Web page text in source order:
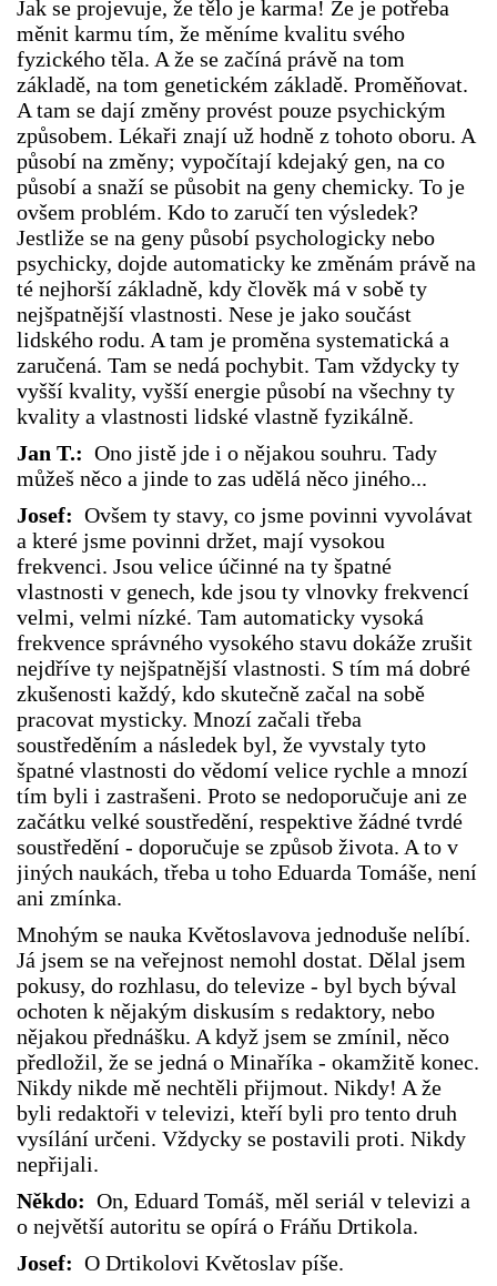
Jak se projevuje, že tělo je karma! Že je potřeba
měnit karmu tím, že měníme kvalitu svého
fyzického těla. A že se začíná právě na tom
základě, na tom genetickém základě. Proměňovat.
A tam se dají změny provést pouze psychickým
způsobem. Lékaři znají už hodně z tohoto oboru. A
působí na změny; vypočítají kdejaký gen, na co
působí a snaží se působit na geny chemicky. To je
ovšem problém. Kdo to zaručí ten výsledek?
Jestliže se na geny působí psychologicky nebo
psychicky, dojde automaticky ke změnám právě na
té nejhorší základně, kdy člověk má v sobě ty
nejšpatnější vlastnosti. Nese je jako součást
lidského rodu. A tam je proměna systematická a
zaručená. Tam se nedá pochybit. Tam vždycky ty
vyšší kvality, vyšší energie působí na všechny ty
kvality a vlastnosti lidské vlastně fyzikálně.
Jan T.: Ono jistě jde i o nějakou souhru. Tady
můžeš něco a jinde to zas udělá něco jiného...
Josef: Ovšem ty stavy, co jsme povinni vyvolávat
a které jsme povinni držet, mají vysokou
frekvenci. Jsou velice účinné na ty špatné
vlastnosti v genech, kde jsou ty vlnovky frekvencí
velmi, velmi nízké. Tam automaticky vysoká
frekvence správného vysokého stavu dokáže zrušit
nejdříve ty nejšpatnější vlastnosti. S tím má dobré
zkušenosti každý, kdo skutečně začal na sobě
pracovat mysticky. Mnozí začali třeba
soustředěním a následek byl, že vyvstaly tyto
špatné vlastnosti do vědomí velice rychle a mnozí
tím byli i zastrašeni. Proto se nedoporučuje ani ze
začátku velké soustředění, respektive žádné tvrdé
soustředění - doporučuje se způsob života. A to v
jiných naukách, třeba u toho Eduarda Tomáše, není
ani zmínka.
Mnohým se nauka Květoslavova jednoduše nelíbí.
Já jsem se na veřejnost nemohl dostat. Dělal jsem
pokusy, do rozhlasu, do televize - byl bych býval
ochoten k nějakým diskusím s redaktory, nebo
nějakou přednášku. A když jsem se zmínil, něco
předložil, že se jedná o Minaříka - okamžitě konec.
Nikdy nikde mě nechtěli přijmout. Nikdy! A že
byli redaktoři v televizi, kteří byli pro tento druh
vysílání určeni. Vždycky se postavili proti. Nikdy
nepřijali.
Někdo: On, Eduard Tomáš, měl seriál v televizi a
o největší autoritu se opírá o Fráňu Drtikola.
Josef: O Drtikolovi Květoslav píše.